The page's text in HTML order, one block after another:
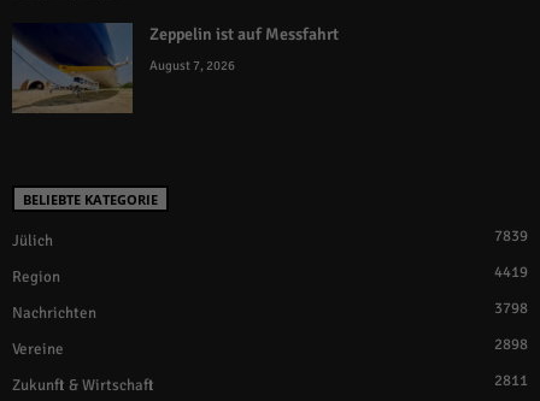
Zeppelin ist auf Messfahrt
August 7, 2026
BELIEBTE KATEGORIE
Jülich 7839
Region 4419
Nachrichten 3798
Vereine 2898
Zukunft & Wirtschaft 2811